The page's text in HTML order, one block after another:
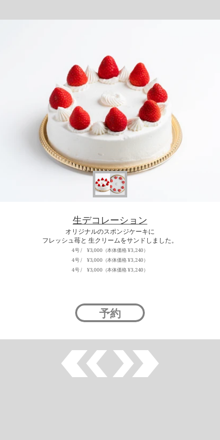
生デコレーション
オリジナルのスポンジケーキに
フレッシュ苺と 生クリームをサンドしました。
4号 /　¥3,000（本体価格 ¥3,240）
4号 /　¥3,000（本体価格 ¥3,240）
4号 /　¥3,000（本体価格 ¥3,240）
予約